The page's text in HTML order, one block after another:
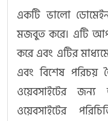
একটি ভালো
মজবুত করে। এটি
করে এবং এটির
এবং বিশেষ পরিচয়
ওয়েবসাইটের
ওয়েবসাইটের